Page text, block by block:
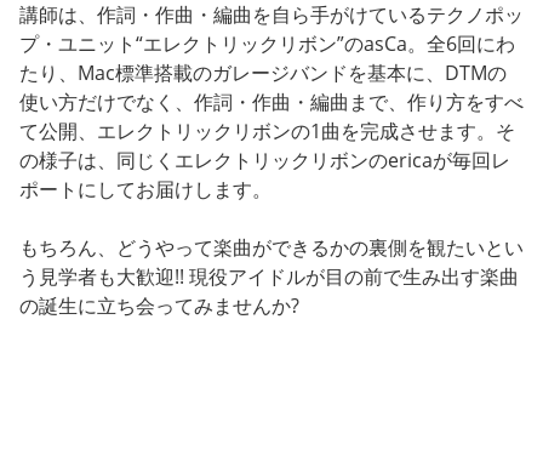
講師は、作詞・作曲・編曲を自ら手がけているテクノポッ
プ・ユニット“エレクトリックリボン”のasCa。全6回にわ
たり、Mac標準搭載のガレージバンドを基本に、DTMの
使い方だけでなく、作詞・作曲・編曲まで、作り方をすべ
て公開、エレクトリックリボンの1曲を完成させます。そ
の様子は、同じくエレクトリックリボンのericaが毎回レ
ポートにしてお届けします。
もちろん、どうやって楽曲ができるかの裏側を観たいとい
う見学者も大歓迎!! 現役アイドルが目の前で生み出す楽曲
の誕生に立ち会ってみませんか?